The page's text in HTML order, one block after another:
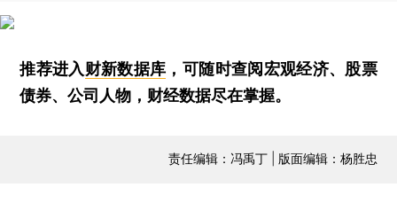
推荐进入财新数据库 ，可随时查阅宏观经济、股票
债券、公司人物，财经数据尽在掌握。
责任编辑：冯禹丁 | 版面编辑：杨胜忠